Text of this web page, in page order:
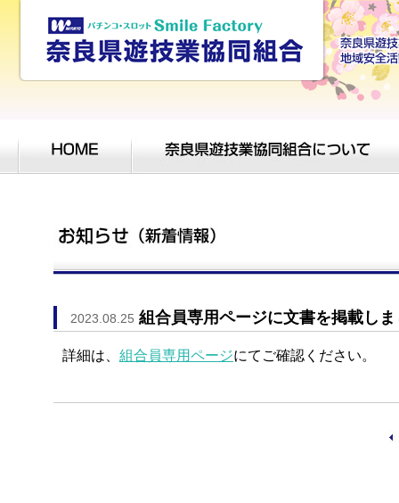
2023.08.25 組合員専用ページに文書を掲載しま
詳細は、 組合員専用ページにてご確認ください。